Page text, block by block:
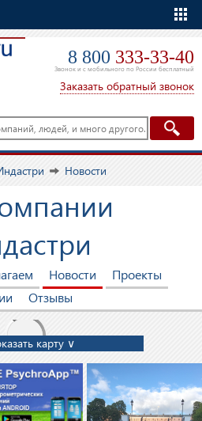
8 800 333-33-40
Звонок и с мобильного по России бесплатный
Заказать обратный звонок
Новости
Новости
Проекты
Отзывы
карту ∨